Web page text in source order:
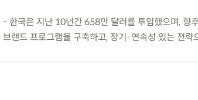
- 한국은 지난 10년간 658만 달러를 투입했으며, 향
브랜드 프로그램을 구축하고, 장기·연속성 있는 전략